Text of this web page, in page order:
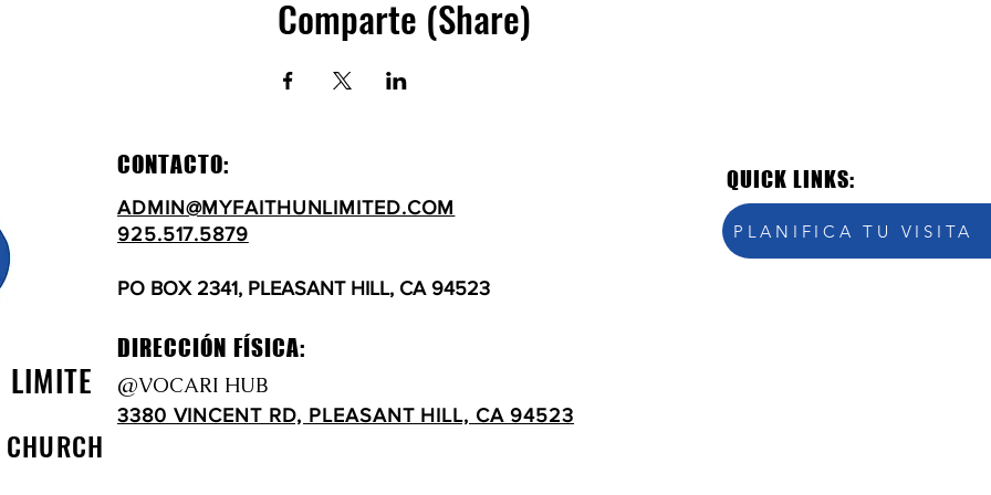
Comparte (Share)
CONTACTO:
ADMIN@MYFAITHUNLIMITED.COM
925.517.5879
PO BOX 2341, PLEASANT HILL, CA 94523
DIRECCIÓN FÍSICA:
@VOCARI HUB
3380 VINCENT RD, PLEASANT HILL, CA 94523
QUICK LINKS:
PLANIFICA TU VISITA